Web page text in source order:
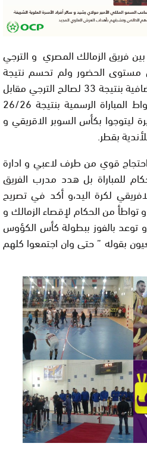
بين فريق الزمالك المصري و الترجي
مستوى الحضور ولم تحسم نتيجة
المقابلة الى بعد الاشواط الاضافية بنتيجة 33 لصالح الترجي مقابل
32 لزمالك ،بعدما انتهت أشواط المباراة الرسمية بنتيجة 26/26
ليتوجوا بكأس السوبر الاقريقي و
بقطر.
قوي من طرف لاعبي و ادارة
للمباراة بل هدد مدرب الفريق
لكرة اليد،و أكد في تصريح
من الحكام لإقصاء الزمالك و
و توعد بالفوز ببطولة كأس الكؤوس
بقوله ” حتى وان اجتمعوا كلهم